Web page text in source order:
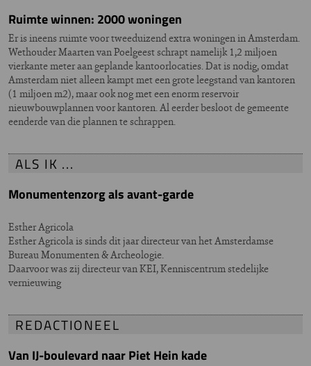
Ruimte winnen: 2000 woningen
Er is ineens ruimte voor tweeduizend extra woningen in Amsterdam.
Wethouder Maarten van Poelgeest schrapt namelijk 1,2 miljoen
vierkante meter aan geplande kantoorlocaties. Dat is nodig, omdat
Amsterdam niet alleen kampt met een grote leegstand van kantoren
(1 miljoen m2), maar ook nog met een enorm reservoir
nieuwbouwplannen voor kantoren. Al eerder besloot de gemeente
eenderde van die plannen te schrappen.
ALS IK ...
Monumentenzorg als avant-garde
Esther Agricola
Esther Agricola is sinds dit jaar directeur van het Amsterdamse
Bureau Monumenten & Archeologie.
Daarvoor was zij directeur van KEI, Kenniscentrum stedelijke
vernieuwing
REDACTIONEEL
Van IJ-boulevard naar Piet Hein kade